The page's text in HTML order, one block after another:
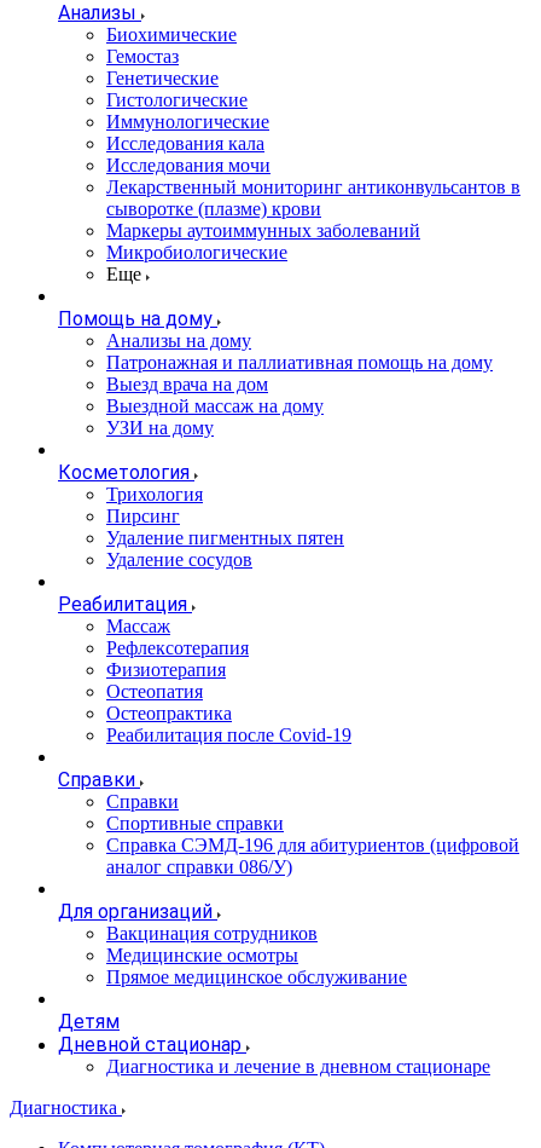
Анализы
Биохимические
Гемостаз
Генетические
Гистологические
Иммунологические
Исследования кала
Исследования мочи
Лекарственный мониторинг антиконвульсантов в
сыворотке (плазме) крови
Маркеры аутоиммунных заболеваний
Микробиологические
Еще
Помощь на дому
Анализы на дому
Патронажная и паллиативная помощь на дому
Выезд врача на дом
Выездной массаж на дому
УЗИ на дому
Косметология
Трихология
Пирсинг
Удаление пигментных пятен
Удаление сосудов
Реабилитация
Массаж
Рефлексотерапия
Физиотерапия
Остеопатия
Остеопрактика
Реабилитация после Covid-19
Справки
Справки
Спортивные справки
Справка СЭМД‑196 для абитуриентов (цифровой
аналог справки 086/У)
Для организаций
Вакцинация сотрудников
Медицинские осмотры
Прямое медицинское обслуживание
Детям
Дневной стационар
Диагностика и лечение в дневном стационаре
Диагностика